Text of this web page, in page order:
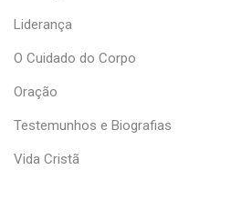
Liderança
O Cuidado do Corpo
Oração
Testemunhos e Biografias
Vida Cristã